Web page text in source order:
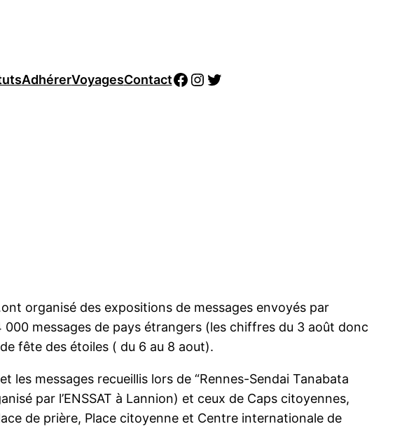
AdhérerVoyagesContactFacebook
Instagram
Twitter
organisé des expositions de messages envoyés par
000 messages de pays étrangers (les chiffres du 3 août donc
fête des étoiles ( du 6 au 8 aout).
messages recueillis lors de “Rennes-Sendai Tanabata
par l’ENSSAT à Lannion) et ceux de Caps citoyennes,
de prière, Place citoyenne et Centre internationale de